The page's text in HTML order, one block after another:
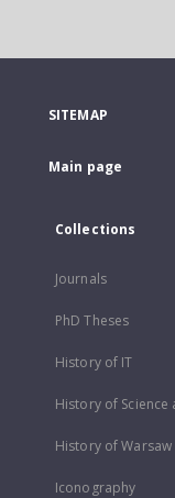
SITEMAP
Main page
Collections
Journals
PhD Theses
History of IT
History of
History of
Iconography